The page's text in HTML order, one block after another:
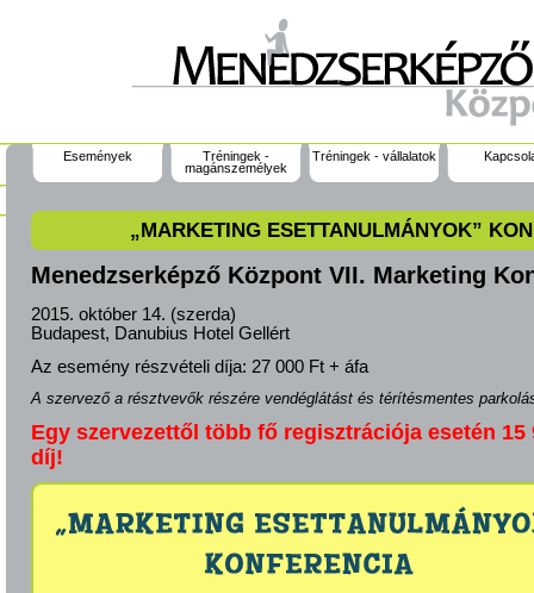
Események
Tréningek -
magánszemélyek
Tréningek - vállalatok
„MARKETING ESETTANULMÁNYOK”
Menedzserképző Központ VII. Marketing
2015. október 14. (szerda)
Budapest, Danubius Hotel Gellért
Az esemény részvételi díja: 27 000 Ft + áfa
A szervező a résztvevők részére vendéglátást és térítésmentes
Egy szervezettől több fő regisztrációja esetén 15
díj!